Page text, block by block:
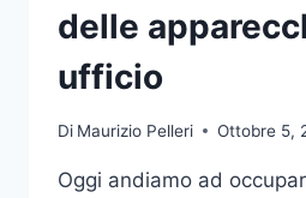
delle
ufficio
Di Maurizio Pelleri Ottobre 5,
Oggi andiamo ad